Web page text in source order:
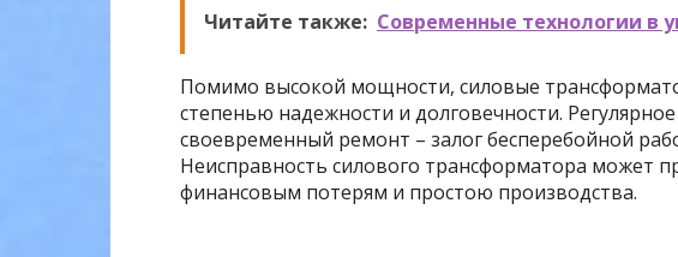
Читайте также: Современные технологии в
Помимо высокой мощности, силовые
степенью надежности и долговечности.
своевременный ремонт – залог бесперебойной
Неисправность силового трансформатора может
финансовым потерям и простою производства.